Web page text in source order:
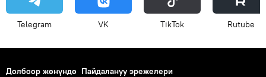
Telegram VK ТikТоk Rutube
Долбоор жөнүндө Пайдалануу эрежелери